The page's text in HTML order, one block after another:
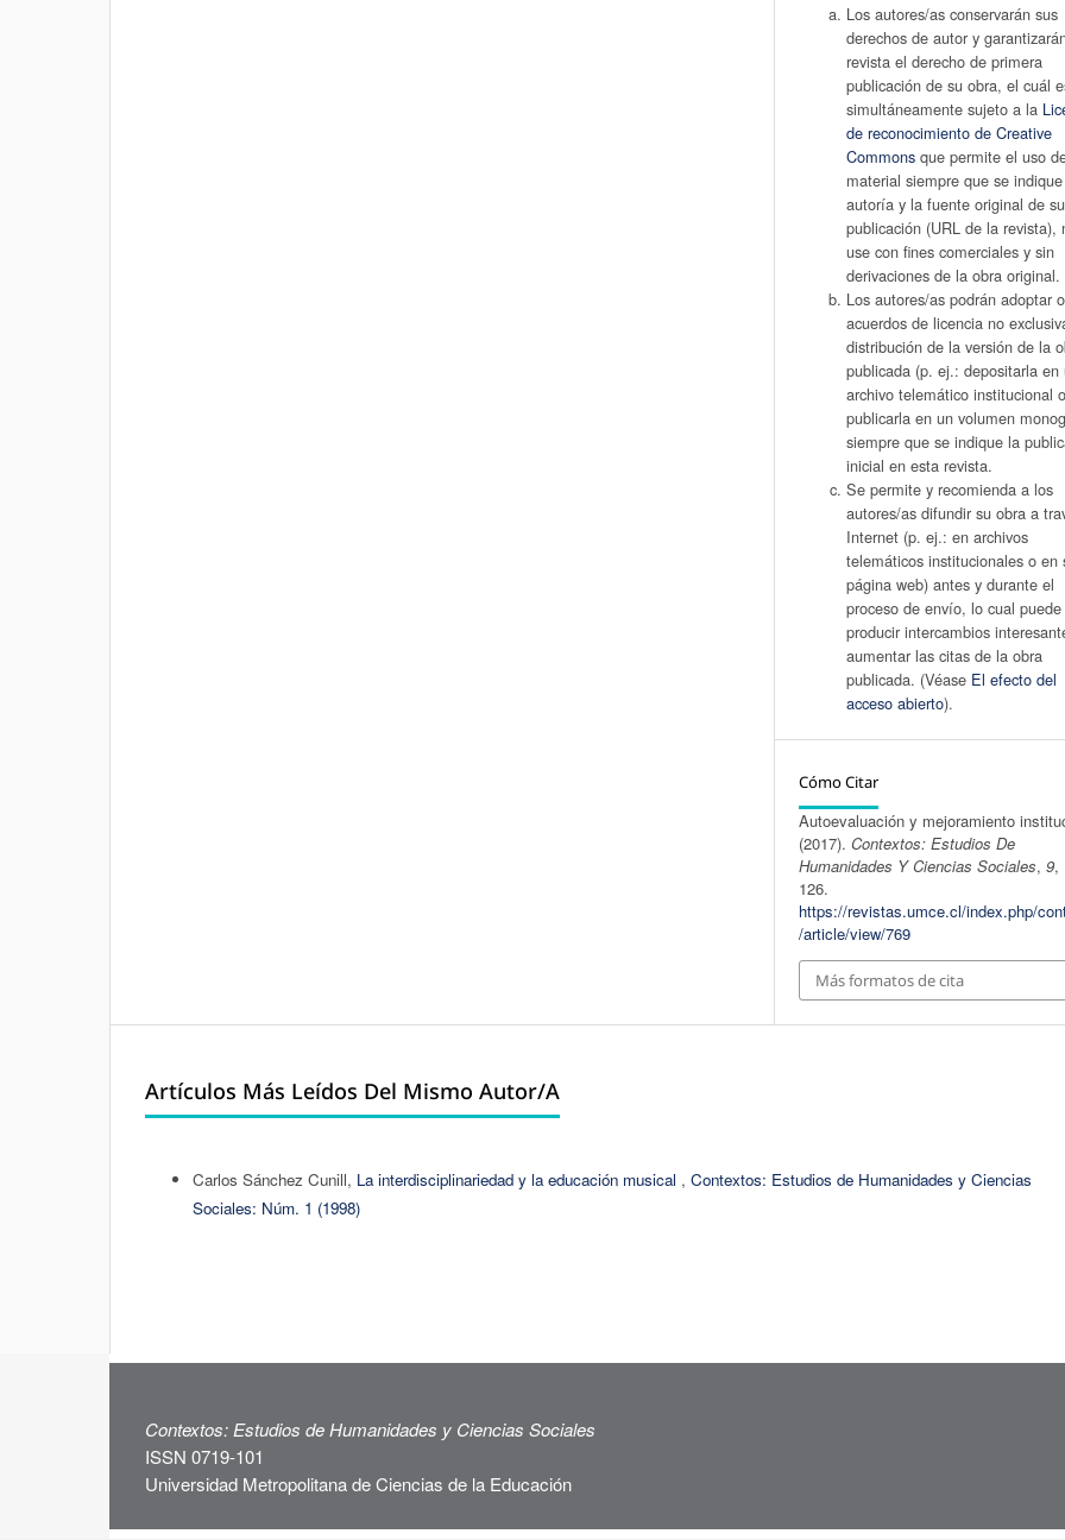
Los autores/as conservarán sus
derechos de autor y
revista el derecho de primera
publicación de su obra, el cuál
simultáneamente sujeto a la
de reconocimiento de Creative
Commons que permite el uso
material siempre que se
autoría y la fuente original de su
publicación (URL de la revista),
use con fines comerciales y sin
derivaciones de la obra original.
Los autores/as podrán adoptar
acuerdos de licencia no
distribución de la versión de la
publicada (p. ej.: depositarla en
archivo telemático institucional
publicarla en un volumen
siempre que se indique la
inicial en esta revista.
Se permite y recomienda a los
autores/as difundir su obra a
Internet (p. ej.: en archivos
telemáticos institucionales o en
página web) antes y durante el
proceso de envío, lo cual puede
producir intercambios
aumentar las citas de la obra
publicada. (Véase El efecto del
acceso abierto).
Cómo Citar
Autoevaluación y mejoramiento
(2017).Contextos: Estudios De
Humanidades Y Ciencias Sociales,9,
126.
https://revistas.umce.cl/index.php/
/article/view/769
Más formatos de cita
Artículos Más Leídos Del Mismo Autor/a
Carlos Sánchez Cunill, La interdisciplinariedad y la educación musical , Contextos: Estudios de Humanidades y Ciencias
Sociales: Núm. 1 (1998)
Contextos: Estudios de Humanidades y Ciencias Sociales
ISSN 0719-101
Universidad Metropolitana de Ciencias de la Educación